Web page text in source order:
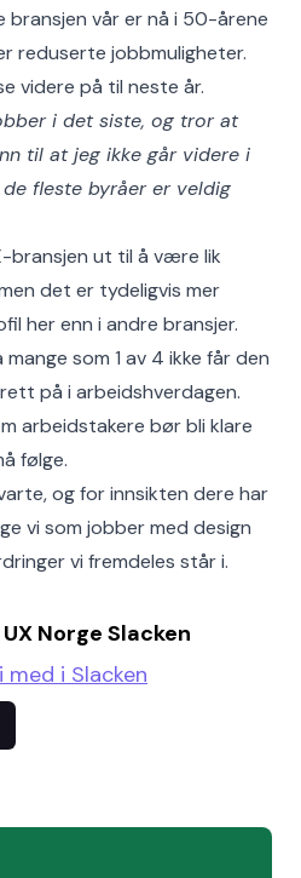
bransjen vår er nå i 50-årene
reduserte jobbmuligheter.
videre på til neste år.
i det siste, og tror at
til at jeg ikke går videre i
fleste byråer er veldig
bransjen ut til å være lik
det er tydeligvis mer
her enn i andre bransjer.
som 1 av 4 ikke får den
på i arbeidshverdagen.
arbeidstakere bør bli klare
følge.
og for innsikten dere har
vi som jobber med design
vi fremdeles står i.
Norge Slacken
med i Slacken